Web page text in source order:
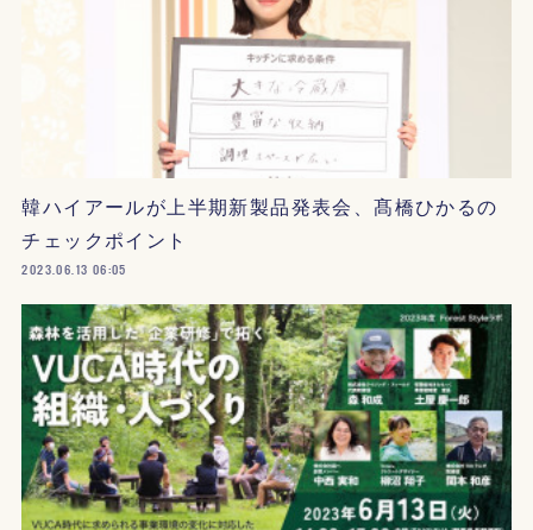
韓ハイアールが上半期新製品発表会、髙橋ひかるの
チェックポイント
2023.06.13 06:05